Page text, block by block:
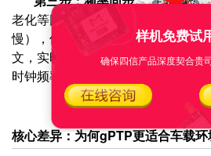
老化等因素会导致主从设备的时钟
慢），使时间偏差逐渐累积。
文，实时计算主从设备的频率差异
时钟频率，确保与主设备保持一致
核心差异：为何gPTP更适合车载
样机免费试
确保四信产品深度契合贵